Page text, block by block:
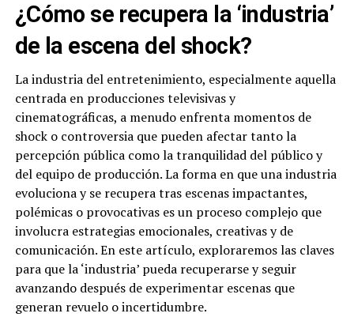
¿Cómo se recupera la ‘industria’
de la escena del shock?
La industria del entretenimiento, especialmente aquella
centrada en producciones televisivas y
cinematográficas, a menudo enfrenta momentos de
shock o controversia que pueden afectar tanto la
percepción pública como la tranquilidad del público y
del equipo de producción. La forma en que una industria
evoluciona y se recupera tras escenas impactantes,
polémicas o provocativas es un proceso complejo que
involucra estrategias emocionales, creativas y de
comunicación. En este artículo, exploraremos las claves
para que la ‘industria’ pueda recuperarse y seguir
avanzando después de experimentar escenas que
generan revuelo o incertidumbre.